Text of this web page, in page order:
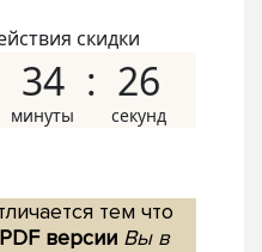
скидки
34 25
тем что
версии Вы в